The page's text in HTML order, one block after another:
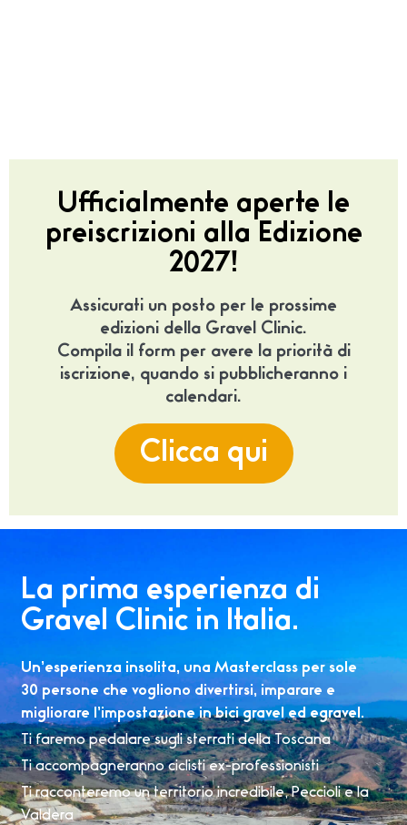
Ufficialmente aperte le
preiscrizioni alla Edizione
2027!
Assicurati un posto per le prossime
edizioni della Gravel Clinic.
Compila il form per avere la priorità di
iscrizione, quando si pubblicheranno i
calendari.
Clicca qui
La prima esperienza di
Gravel Clinic in Italia.
Un’esperienza insolita, una Masterclass per sole
30 persone che vogliono divertirsi, imparare e
migliorare l’impostazione in bici gravel ed egravel.
Ti faremo pedalare sugli sterrati della Toscana
Ti accompagneranno ciclisti ex-professionisti
Ti racconteremo un territorio incredibile, Peccioli e la
Valdera